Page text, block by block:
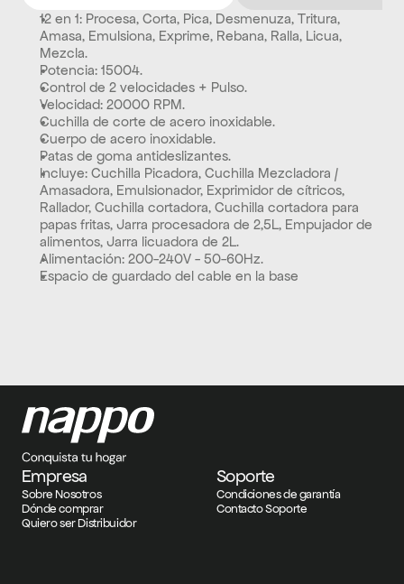
12 en 1: Procesa, Corta, Pica, Desmenuza, Tritura,
Amasa, Emulsiona, Exprime, Rebana, Ralla, Licua,
Mezcla.
Potencia: 15004.
Control de 2 velocidades + Pulso.
Velocidad: 20000 RPM.
Cuchilla de corte de acero inoxidable.
Cuerpo de acero inoxidable.
Patas de goma antideslizantes.
Incluye: Cuchilla Picadora, Cuchilla Mezcladora /
Amasadora, Emulsionador, Exprimidor de cítricos,
Rallador, Cuchilla cortadora, Cuchilla cortadora para
papas fritas, Jarra procesadora de 2,5L, Empujador de
alimentos, Jarra licuadora de 2L.
Alimentación: 200-240V - 50-60Hz.
Espacio de guardado del cable en la base
Empresa
Sobre Nosotros
Dónde comprar
Quiero ser Distribuidor
Soporte
Condiciones de garantía
Contacto Soporte